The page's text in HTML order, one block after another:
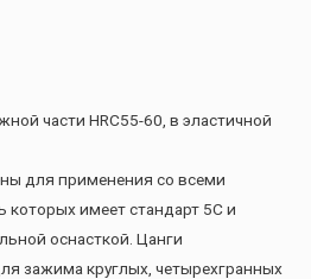
части HRC55-60, в эластичной
для применения со всеми
которых имеет стандарт 5С и
оснасткой. Цанги
зажима круглых, четырехгранных